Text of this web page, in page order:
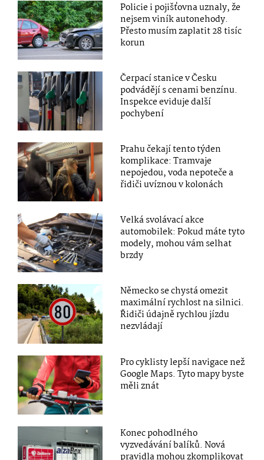
Policie i pojišťovna uznaly, že
nejsem viník autonehody.
Přesto musím zaplatit 28 tisíc
korun
Čerpací stanice v Česku
podvádějí s cenami benzínu.
Inspekce eviduje další
pochybení
Prahu čekají tento týden
komplikace: Tramvaje
nepojedou, voda nepoteče a
řidiči uvíznou v kolonách
Velká svolávací akce
automobilek: Pokud máte tyto
modely, mohou vám selhat
brzdy
Německo se chystá omezit
maximální rychlost na silnici.
Řidiči údajně rychlou jízdu
nezvládají
Pro cyklisty lepší navigace než
Google Maps. Tyto mapy byste
měli znát
Konec pohodlného
vyzvedávání balíků. Nová
pravidla mohou zkomplikovat